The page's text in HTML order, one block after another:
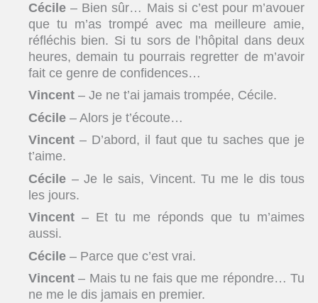
Cécile – Bien sûr… Mais si c’est pour m’avouer
que tu m’as trompé avec ma meilleure amie,
réfléchis bien. Si tu sors de l’hôpital dans deux
heures, demain tu pourrais regretter de m’avoir
fait ce genre de confidences…
Vincent – Je ne t’ai jamais trompée, Cécile.
Cécile – Alors je t’écoute…
Vincent – D’abord, il faut que tu saches que je
t’aime.
Cécile – Je le sais, Vincent. Tu me le dis tous
les jours.
Vincent – Et tu me réponds que tu m’aimes
aussi.
Cécile – Parce que c’est vrai.
Vincent – Mais tu ne fais que me répondre… Tu
ne me le dis jamais en premier.